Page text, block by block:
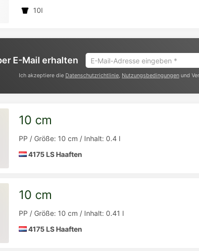
10l
E-Mail erhalten
E-
Mail-
Ich akzeptiere die Datenschutzrichtlinie, Nutzungsbedingungen und
10 cm
PP / Größe: 10 cm / Inhalt: 0.4 l
4175 LS Haaften
10 cm
PP / Größe: 10 cm / Inhalt: 0.41 l
4175 LS Haaften